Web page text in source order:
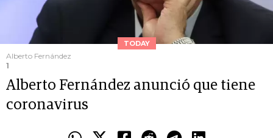
TODAY
Alberto Fernández
1
Alberto Fernández anunció que tiene
coronavirus